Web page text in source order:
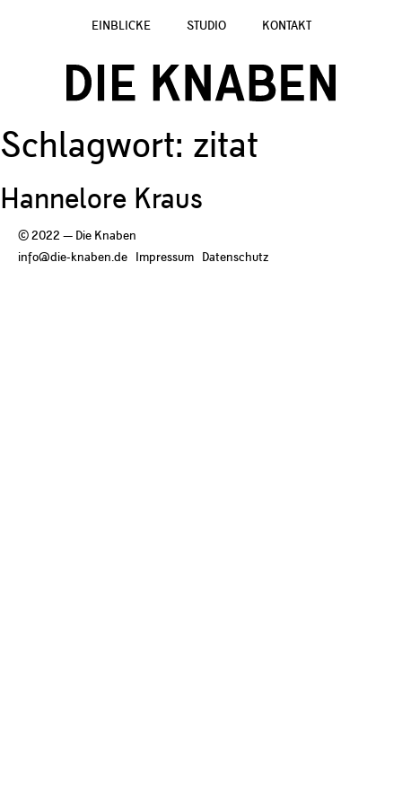
EINBLICKE STUDIO KONTAKT
Schlagwort: zitat
Hannelore Kraus
© 2022 — Die Knaben
info@die-knaben.de
Impressum Datenschutz